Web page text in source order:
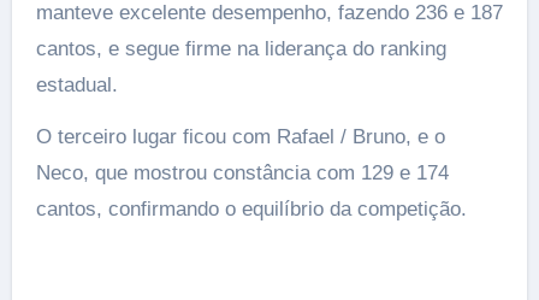
manteve excelente desempenho, fazendo 236 e 187
cantos, e segue firme na liderança do ranking
estadual.
O terceiro lugar ficou com Rafael / Bruno, e o
Neco, que mostrou constância com 129 e 174
cantos, confirmando o equilíbrio da competição.